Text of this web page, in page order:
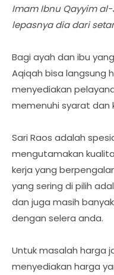
Imam Ibnu Qayyim
lepasnya dia dari
Bagi ayah dan ibu
Aqiqah bisa langsung
menyediakan
memenuhi syarat dan
Sari Raos adalah
mengutamakan
kerja yang
yang sering di pilih
dan juga masih
dengan selera anda.
Untuk masalah harga
menyediakan harga